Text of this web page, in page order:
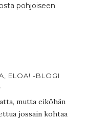
pohjoiseen
ELOA! -BLOGI
mutta eiköhän
jossain kohtaa